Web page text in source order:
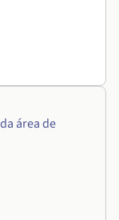
área de